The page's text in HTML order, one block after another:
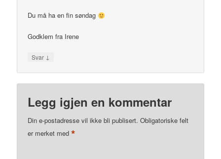
Du må ha en fin søndag
Godklem fra Irene
Svar ↓
Legg igjen en kommentar
Din e-postadresse vil ikke bli publisert. Obligatoriske felt
er merket med*